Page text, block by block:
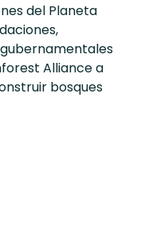
del Planeta
Alliance a
bosques